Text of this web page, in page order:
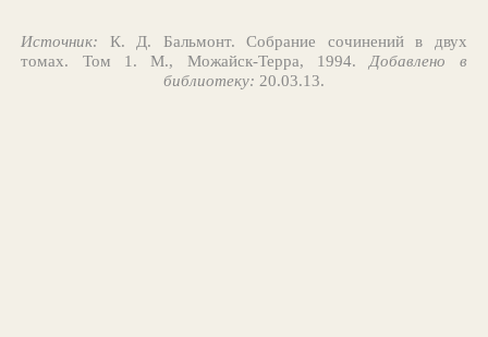
Источник: К. Д. Бальмонт. Собрание сочинений в двух
томах. Том 1. М., Можайск-Терра, 1994. Добавлено в
библиотеку: 20.03.13.